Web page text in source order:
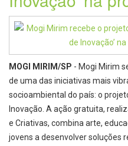
MOGI MIRIM/SP - Mogi Mirim
de uma das iniciativas mais
socioambiental do país: o
Inovação. A ação gratuita,
e Criativas, combina arte,
jovens a desenvolver soluções